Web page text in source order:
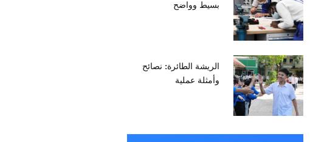
بسيط وواضح
الريشة الطائرة: نصائح
وأمثلة عملية